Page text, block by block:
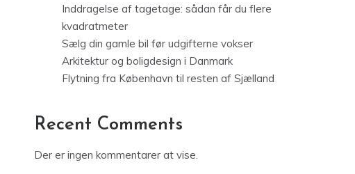
Inddragelse af tagetage: sådan får du flere
kvadratmeter
Sælg din gamle bil før udgifterne vokser
Arkitektur og boligdesign i Danmark
Flytning fra København til resten af Sjælland
Recent Comments
Der er ingen kommentarer at vise.